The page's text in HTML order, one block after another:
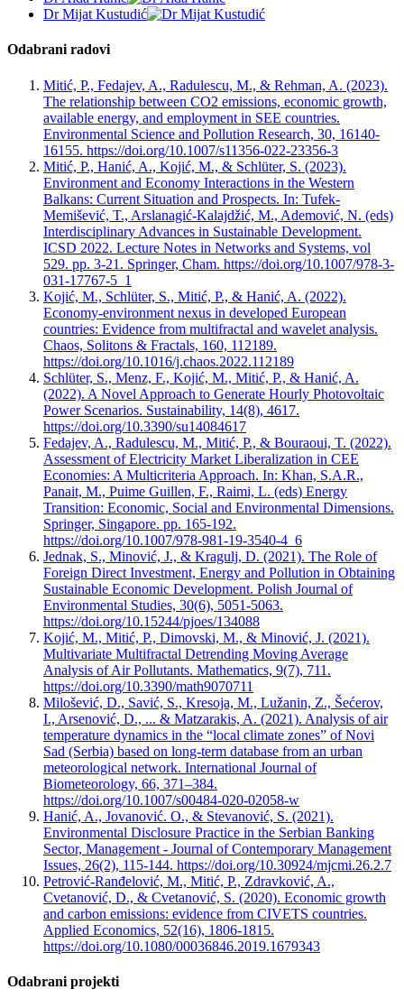
Dr Mijat Kustudić
Odabrani radovi
Mitić, P., Fedajev, A., Radulescu, M., & Rehman, A. (2023).
The relationship between CO2 emissions, economic growth,
available energy, and employment in SEE countries.
Environmental Science and Pollution Research, 30, 16140-
16155. https://doi.org/10.1007/s11356-022-23356-3
Mitić, P., Hanić, A., Kojić, M., & Schlüter, S. (2023).
Environment and Economy Interactions in the Western
Balkans: Current Situation and Prospects. In: Tufek-
Memišević, T., Arslanagić-Kalajdžić, M., Ademović, N. (eds)
Interdisciplinary Advances in Sustainable Development.
ICSD 2022. Lecture Notes in Networks and Systems, vol
529. pp. 3-21. Springer, Cham. https://doi.org/10.1007/978-3-
031-17767-5_1
Kojić, M., Schlüter, S., Mitić, P., & Hanić, A. (2022).
Economy-environment nexus in developed European
countries: Evidence from multifractal and wavelet analysis.
Chaos, Solitons & Fractals, 160, 112189.
https://doi.org/10.1016/j.chaos.2022.112189
Schlüter, S., Menz, F., Kojić, M., Mitić, P., & Hanić, A.
(2022). A Novel Approach to Generate Hourly Photovoltaic
Power Scenarios. Sustainability, 14(8), 4617.
https://doi.org/10.3390/su14084617
Fedajev, A., Radulescu, M., Mitić, P., & Bouraoui, T. (2022).
Assessment of Electricity Market Liberalization in CEE
Economies: A Multicriteria Approach. In: Khan, S.A.R.,
Panait, M., Puime Guillen, F., Raimi, L. (eds) Energy
Transition: Economic, Social and Environmental Dimensions.
Springer, Singapore. pp. 165-192.
https://doi.org/10.1007/978-981-19-3540-4_6
Jednak, S., Minović, J., & Kragulj, D. (2021). The Role of
Foreign Direct Investment, Energy and Pollution in Obtaining
Sustainable Economic Development. Polish Journal of
Environmental Studies, 30(6), 5051-5063.
https://doi.org/10.15244/pjoes/134088
Kojić, M., Mitić, P., Dimovski, M., & Minović, J. (2021).
Multivariate Multifractal Detrending Moving Average
Analysis of Air Pollutants. Mathematics, 9(7), 711.
https://doi.org/10.3390/math9070711
Milošević, D., Savić, S., Kresoja, M., Lužanin, Z., Šećerov,
I., Arsenović, D., ... & Matzarakis, A. (2021). Analysis of air
temperature dynamics in the “local climate zones” of Novi
Sad (Serbia) based on long-term database from an urban
meteorological network. International Journal of
Biometeorology, 66, 371–384.
https://doi.org/10.1007/s00484-020-02058-w
Hanić, A., Jovanović. O., & Stevanović, S. (2021).
Environmental Disclosure Practice in the Serbian Banking
Sector, Management - Journal of Contemporary Management
Issues, 26(2), 115-144. https://doi.org/10.30924/mjcmi.26.2.7
Petrović-Ranđelović, M., Mitić, P., Zdravković, A.,
Cvetanović, D., & Cvetanović, S. (2020). Economic growth
and carbon emissions: evidence from CIVETS countries.
Applied Economics, 52(16), 1806-1815.
https://doi.org/10.1080/00036846.2019.1679343
Odabrani projekti